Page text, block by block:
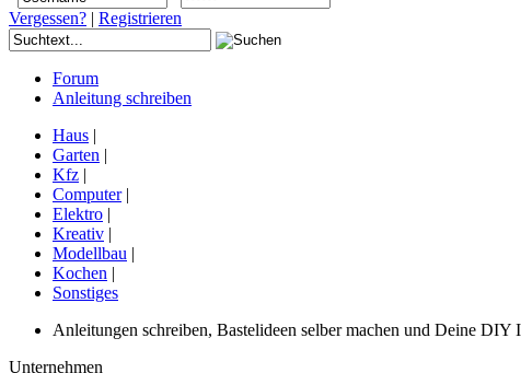
Vergessen? | Registrieren
Forum
Anleitung schreiben
Haus |
Garten |
Kfz |
Computer|
Elektro |
Kreativ |
Modellbau |
Kochen |
Sonstiges
Anleitungen schreiben, Bastelideen selber machen und Deine
Unternehmen